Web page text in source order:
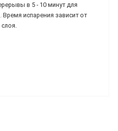
в 5 - 10 минут для
Время испарения зависит от